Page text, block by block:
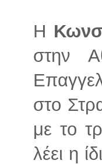
Η
στην
στο
με το
λέει η